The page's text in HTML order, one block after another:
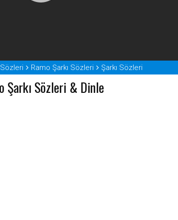
Sözleri Ramo Şarkı Sözleri Şarkı Sözleri
Şarkı Sözleri & Dinle